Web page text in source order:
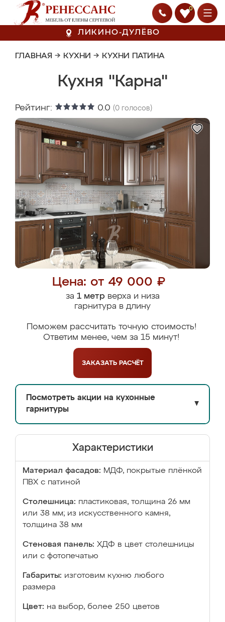
0
ЛИКИНО-ДУЛЁВО
ГЛАВНАЯ → КУХНИ → КУХНИ ПАТИНА
Кухня "Карна"
Рейтинг: 0.0 (0 голосов)
Цена: от 49 000 ₽
за 1 метрверха и низа
гарнитура в длину
Поможем рассчитать точную стоимость!
Ответим менее, чем за 15 минут!
ЗАКАЗАТЬ РАСЧЁТ
Посмотреть акции на кухонные
гарнитуры
▼
Характеристики
Материал фасадов: МДФ, покрытые плёнкой
ПВХ с патиной
Столешница: пластиковая, толщина 26 мм
или 38 мм; из искусственного камня,
толщина 38 мм
Стеновая панель: ХДФ в цвет столешницы
или с фотопечатью
Габариты: изготовим кухню любого
размера
Цвет: на выбор, более 250 цветов